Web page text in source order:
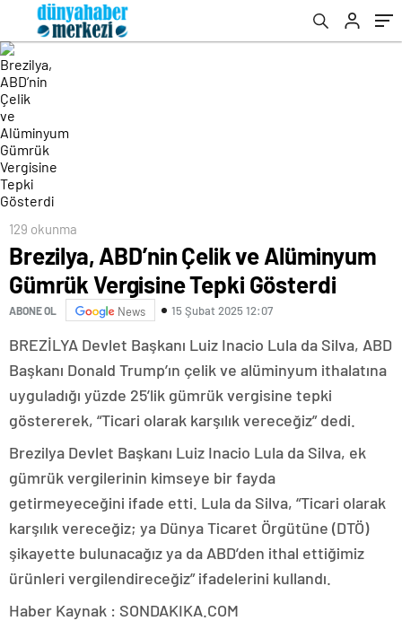
129 okunma
Brezilya, ABD’nin Çelik ve Alüminyum
Gümrük Vergisine Tepki Gösterdi
ABONE OL News 15 Şubat 2025 12:07
BREZİLYA Devlet Başkanı Luiz Inacio Lula da Silva, ABD
Başkanı Donald Trump’ın çelik ve alüminyum ithalatına
uyguladığı yüzde 25’lik gümrük vergisine tepki
göstererek, “Ticari olarak karşılık vereceğiz” dedi.
Brezilya Devlet Başkanı Luiz Inacio Lula da Silva, ek
gümrük vergilerinin kimseye bir fayda
getirmeyeceğini ifade etti. Lula da Silva, “Ticari olarak
karşılık vereceğiz; ya Dünya Ticaret Örgütüne (DTÖ)
şikayette bulunacağız ya da ABD’den ithal ettiğimiz
ürünleri vergilendireceğiz” ifadelerini kullandı.
Haber Kaynak : SONDAKIKA.COM